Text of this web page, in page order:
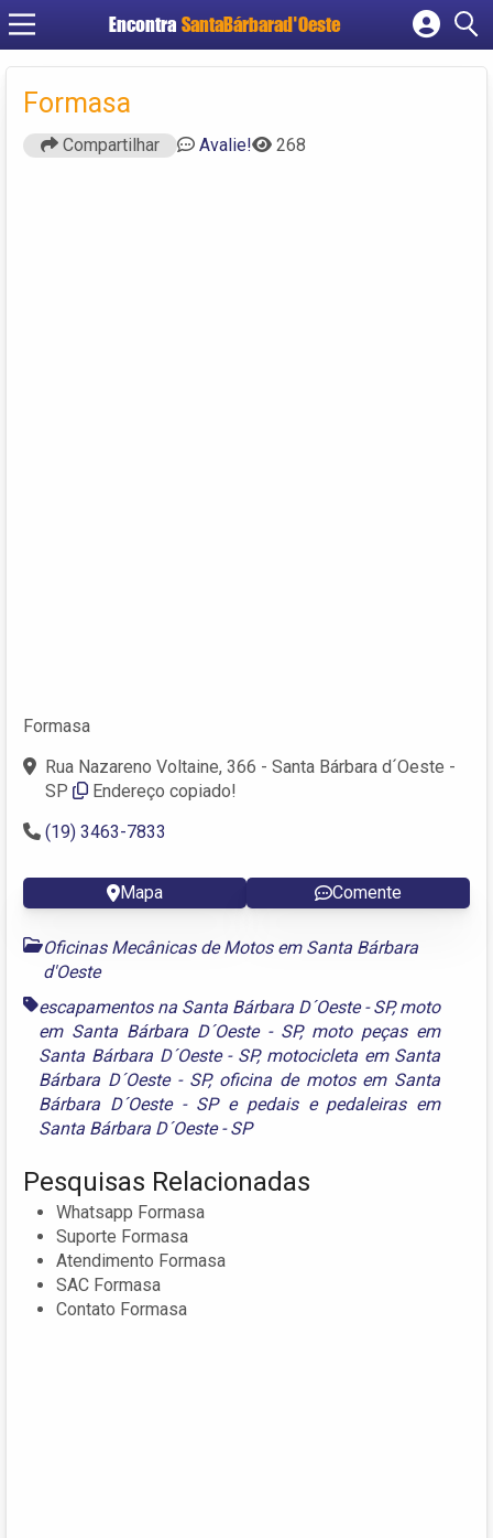
Encontra SantaBárbarad'Oeste
Cadastrar empresa
Formasa
Compartilhar Avalie! 268
Formasa
Rua Nazareno Voltaine, 366 - Santa Bárbara d´Oeste -
SP
Endereço copiado!
(19) 3463-7833
Mapa Comente
Oficinas Mecânicas de Motos em Santa Bárbara
d'Oeste
escapamentos na Santa Bárbara D´Oeste - SP,moto
em Santa Bárbara D´Oeste - SP, moto peças em
Santa Bárbara D´Oeste - SP, motocicleta em Santa
Bárbara D´Oeste - SP, oficina de motos em Santa
Bárbara D´Oeste - SPe pedais e pedaleiras em
Santa Bárbara D´Oeste - SP
Pesquisas Relacionadas
Whatsapp Formasa
Suporte Formasa
Atendimento Formasa
SAC Formasa
Contato Formasa